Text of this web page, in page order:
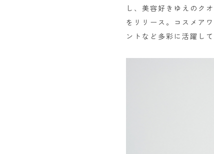
し、美容好きゆえのク
をリリース。コスメア
ントなど多彩に活躍し